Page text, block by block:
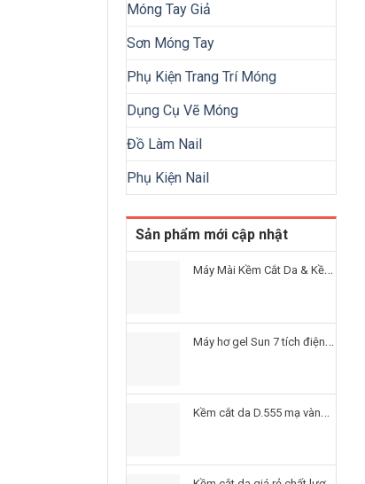
Móng Tay Giả
Sơn Móng Tay
Phụ Kiện Trang Trí Móng
Dụng Cụ Vẽ Móng
Đồ Làm Nail
Phụ Kiện Nail
Sản phẩm mới cập nhật
Máy Mài Kềm Cắt Da & Kềm Nail & Kềm Duy
Máy hơ gel Sun 7 tích điện uv led CHÍNH HÃNG giá tốt
Kềm cắt da D.555 mạ vàng Giá rẻ tại TPHCM